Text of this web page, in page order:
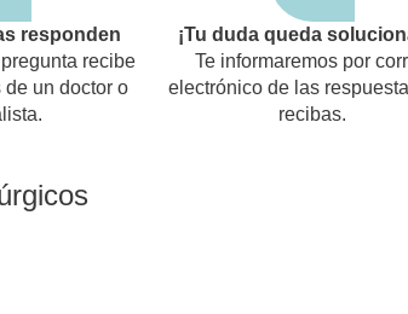
responden
recibe
de un doctor o
¡Tu duda queda
Te informaremos por
electrónico de las
recibas.